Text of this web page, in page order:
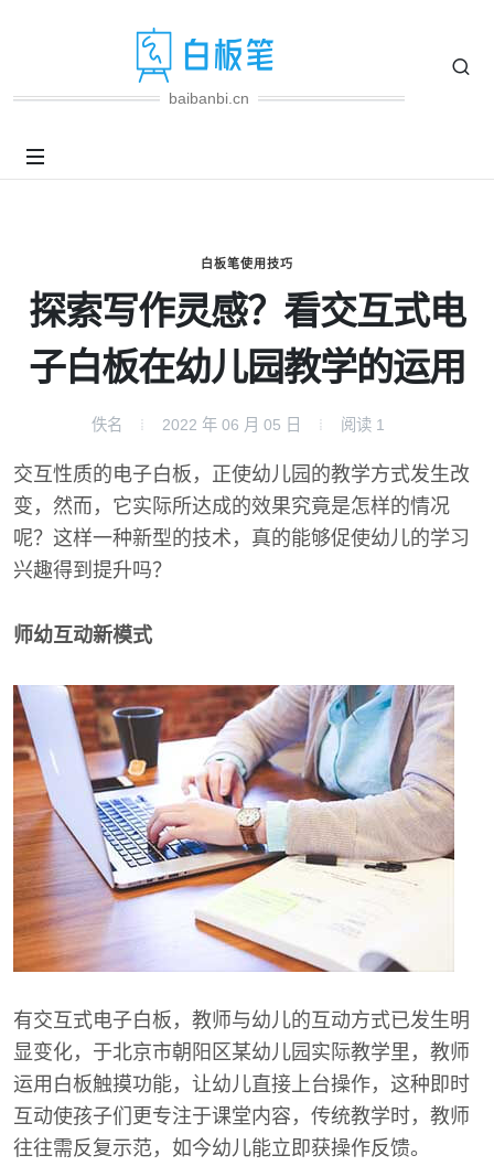
baibanbi.cn
白板笔使用技巧
探索写作灵感？看交互式电
子白板在幼儿园教学的运用
佚名 2022 年 06 月 05 日 阅读 1
交互性质的电子白板，正使幼儿园的教学方式发生改
变，然而，它实际所达成的效果究竟是怎样的情况
呢？这样一种新型的技术，真的能够促使幼儿的学习
兴趣得到提升吗？
师幼互动新模式
有交互式电子白板，教师与幼儿的互动方式已发生明
显变化，于北京市朝阳区某幼儿园实际教学里，教师
运用白板触摸功能，让幼儿直接上台操作，这种即时
互动使孩子们更专注于课堂内容，传统教学时，教师
往往需反复示范，如今幼儿能立即获操作反馈。